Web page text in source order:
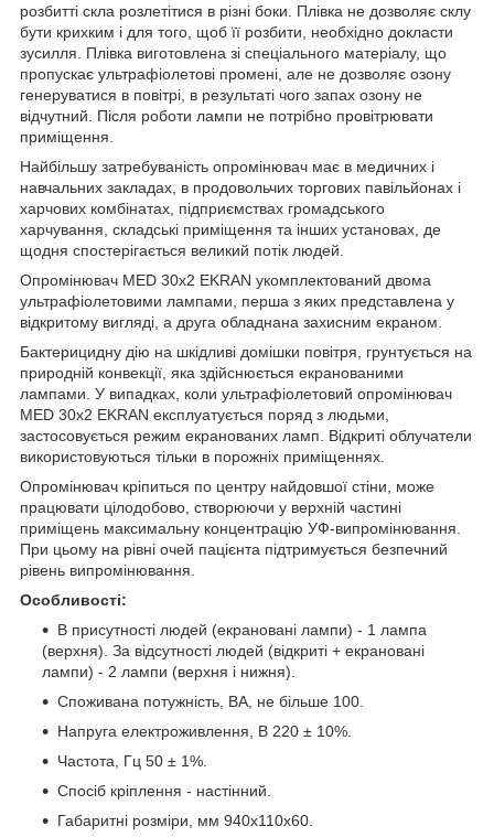
розбитті скла розлетітися в різні боки. Плівка не дозволяє склу
бути крихким і для того, щоб її розбити, необхідно докласти
зусилля. Плівка виготовлена зі спеціального матеріалу, що
пропускає ультрафіолетові промені, але не дозволяє озону
генеруватися в повітрі, в результаті чого запах озону не
відчутний. Після роботи лампи не потрібно провітрювати
приміщення.
Найбільшу затребуваність опромінювач має в медичних і
навчальних закладах, в продовольчих торгових павільйонах і
харчових комбінатах, підприємствах громадського
харчування, складські приміщення та інших установах, де
щодня спостерігається великий потік людей.
Опромінювач MED 30х2 EKRAN укомплектований двома
ультрафіолетовими лампами, перша з яких представлена у
відкритому вигляді, а друга обладнана захисним екраном.
Бактерицидну дію на шкідливі домішки повітря, грунтується на
природній конвекції, яка здійснюється екранованими
лампами. У випадках, коли ультрафіолетовий опромінювач
MED 30х2 EKRAN експлуатується поряд з людьми,
застосовується режим екранованих ламп. Відкриті облучатели
використовуються тільки в порожніх приміщеннях.
Опромінювач кріпиться по центру найдовшої стіни, може
працювати цілодобово, створюючи у верхній частині
приміщень максимальну концентрацію УФ-випромінювання.
При цьому на рівні очей пацієнта підтримується безпечний
рівень випромінювання.
Особливості:
В присутності людей (екрановані лампи) - 1 лампа
(верхня). За відсутності людей (відкриті + екрановані
лампи) - 2 лампи (верхня і нижня).
Споживана потужність, ВА, не більше 100.
Напруга електроживлення, В 220 ± 10%.
Частота, Гц 50 ± 1%.
Спосіб кріплення - настінний.
Габаритні розміри, мм 940х110х60.